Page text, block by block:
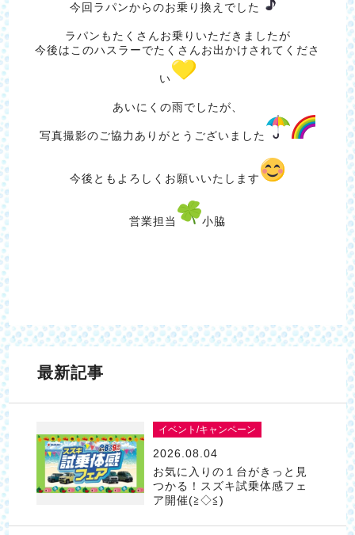
今回ラパンからのお乗り換えでした
ラパンもたくさんお乗りいただきましたが
今後はこのハスラーでたくさんお出かけされてくださ
い
あいにくの雨でしたが、
写真撮影のご協力ありがとうございました
今後ともよろしくお願いいたします
営業担当 小脇
最新記事
イベント/キャンペーン
2026.08.04
お気に入りの１台がきっと見
つかる！スズキ試乗体感フェ
ア開催(≧◇≦)